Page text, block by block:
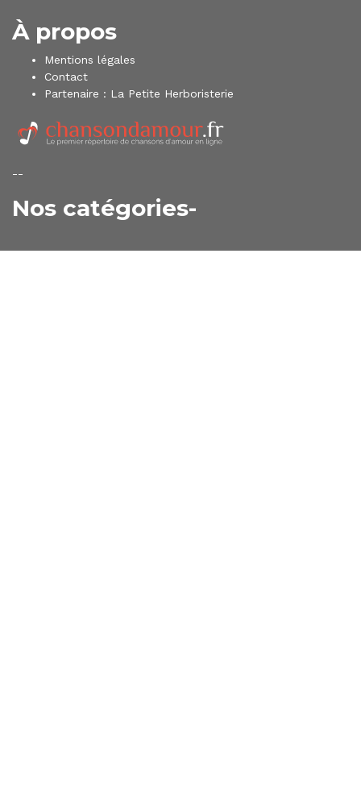
À propos
Mentions légales
Contact
Partenaire : La Petite Herboristerie
--
Nos catégories-